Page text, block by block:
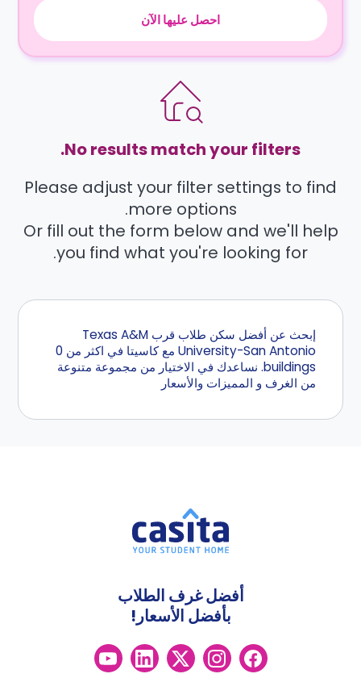
احصل عليها الآن
No results match your filters.
Please adjust your filter settings to find
more options.
Or fill out the form below and we'll help
you find what you're looking for.
إبحث عن أفضل سكن طلاب قرب Texas A&M
University-San Antonio مع كاسيتا في اكثر من 0
buildings. نساعدك في الاختيار من مجموعة متنوعة
من الغرف و المميزات والأسعار
أفضل غرف الطلاب
بأفضل الأسعار!